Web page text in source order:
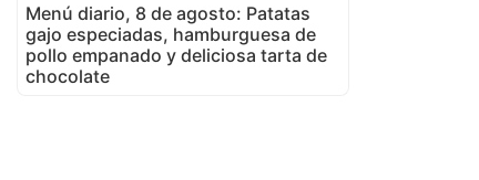
Menú diario, 8 de agosto: Patatas
gajo especiadas, hamburguesa de
pollo empanado y deliciosa tarta de
chocolate